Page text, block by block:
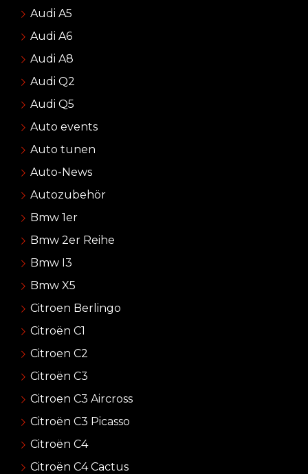
Audi A5
Audi A6
Audi A8
Audi Q2
Audi Q5
Auto events
Auto tunen
Auto-News
Autozubehör
Bmw 1er
Bmw 2er Reihe
Bmw I3
Bmw X5
Citroen Berlingo
Citroën C1
Citroen C2
Citroën C3
Citroen C3 Aircross
Citroën C3 Picasso
Citroën C4
Citroën C4 Cactus